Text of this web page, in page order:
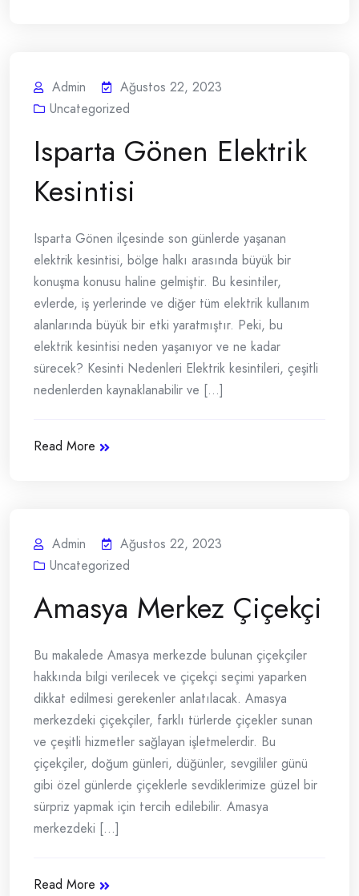
Admin
Ağustos 22, 2023
Uncategorized
Isparta Gönen Elektrik
Kesintisi
Isparta Gönen ilçesinde son günlerde yaşanan
elektrik kesintisi, bölge halkı arasında büyük bir
konuşma konusu haline gelmiştir. Bu kesintiler,
evlerde, iş yerlerinde ve diğer tüm elektrik kullanım
alanlarında büyük bir etki yaratmıştır. Peki, bu
elektrik kesintisi neden yaşanıyor ve ne kadar
sürecek? Kesinti Nedenleri Elektrik kesintileri, çeşitli
nedenlerden kaynaklanabilir ve [...]
Read More
Admin
Ağustos 22, 2023
Uncategorized
Amasya Merkez Çiçekçi
Bu makalede Amasya merkezde bulunan çiçekçiler
hakkında bilgi verilecek ve çiçekçi seçimi yaparken
dikkat edilmesi gerekenler anlatılacak. Amasya
merkezdeki çiçekçiler, farklı türlerde çiçekler sunan
ve çeşitli hizmetler sağlayan işletmelerdir. Bu
çiçekçiler, doğum günleri, düğünler, sevgililer günü
gibi özel günlerde çiçeklerle sevdiklerimize güzel bir
sürpriz yapmak için tercih edilebilir. Amasya
merkezdeki [...]
Read More